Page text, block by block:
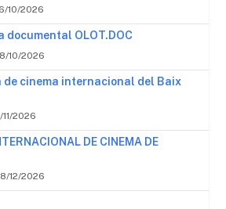
10/2026
documental OLOT.DOC
10/2026
de cinema internacional del Baix
11/2026
DE CINEMA DE
12/2026